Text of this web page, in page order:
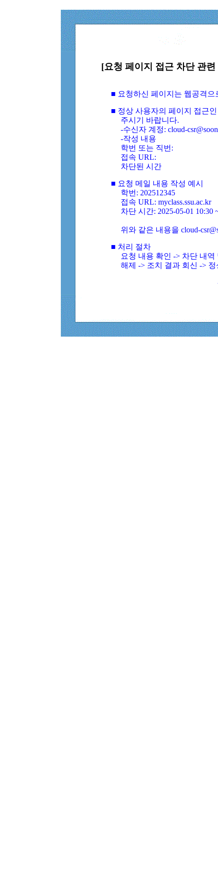
[요청 페이지 접근 차단 관
■ 요청하신 페이지는 웹공격
■ 정상 사용자의 페이지 접근
주시기 바랍니다.
-수신자 계정: cloud-
-작성 내용
학번 또는 직번:
접속 URL:
차단된 시간
■ 요청 메일 내용 작성 예시
학번: 202512345
접속 URL: myclass.ssu.ac.kr
차단 시간: 2025-05-01 10:30
위와 같은 내용을 cloud-
■ 처리 절차
요청 내용 확인 -> 차단 내
해제 -> 조치 결과 회신 ->